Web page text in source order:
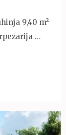
9,40 m²
…